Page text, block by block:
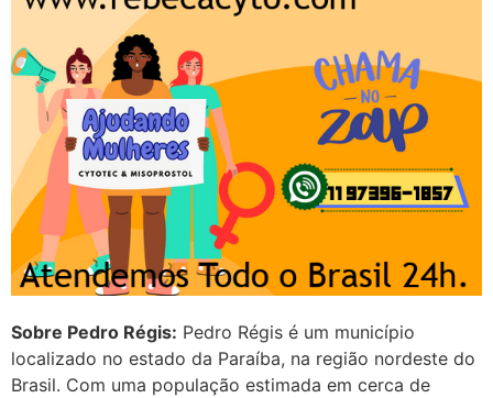
Sobre Pedro Régis: Pedro Régis é um município
localizado no estado da Paraíba, na região nordeste do
Brasil. Com uma população estimada em cerca de
transparente, se é normal ?
22/05/2026 17:10:05
(879121**** em
http://www.proaborto.com)
Deve ser normal
22/05/2026 17:19:15
(879121**** em
http://www.proaborto.com)
22/05/2026 17:19:16